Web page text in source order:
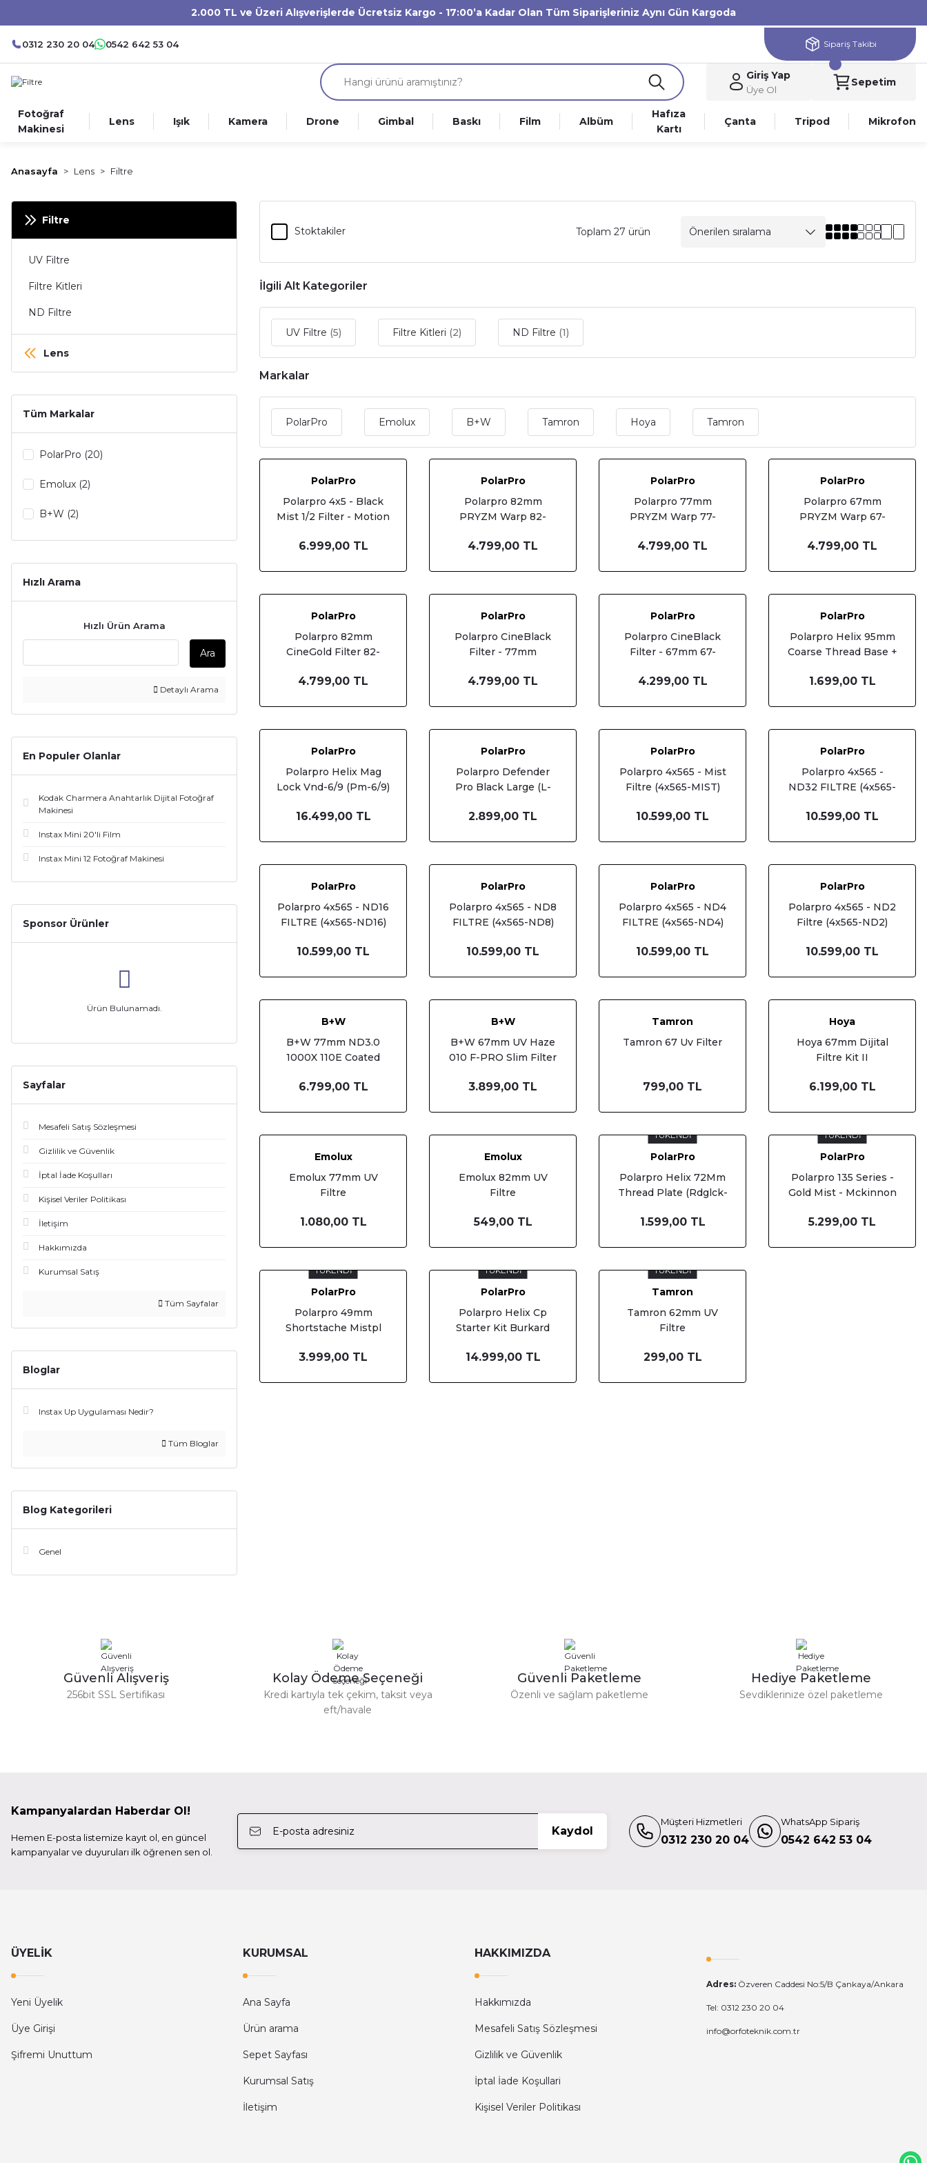
2.000 TL ve Üzeri Alışverişlerde Ücretsiz Kargo - 17:00’a Kadar Olan Tüm Siparişleriniz Aynı Gün Kargoda
0312 230 20 04 0542 642 53 04 Sipariş Takibi
Giriş Yap
Üye Ol
Sepetim
Fotoğraf
Makinesi
Lens Işık Kamera Drone Gimbal Baskı Film Albüm
Hafıza
Kartı
Çanta Tripod Mikrofon
Anasayfa Lens Filtre
Filtre
UV Filtre
Filtre Kitleri
ND Filtre
Lens
Tüm Markalar
PolarPro (20)
Emolux (2)
B+W (2)
Tamron (1)
Tamron (1)
Hızlı Arama
Hızlı Ürün Arama
Ara
Detaylı Arama
En Populer Olanlar
Kodak Charmera Anahtarlık Dijital Fotoğraf
Makinesi
Instax Mini 20'li Film
Instax Mini 12 Fotoğraf Makinesi
Sponsor Ürünler
Ürün Bulunamadı.
Sayfalar
Mesafeli Satış Sözleşmesi
Gizlilik ve Güvenlik
İptal İade Koşulları
Kişisel Veriler Politikası
İletişim
Hakkımızda
Kurumsal Satış
Tüm Sayfalar
Bloglar
Instax Up Uygulaması Nedir?
Tüm Bloglar
Blog Kategorileri
Genel
Stoktakiler Toplam 27 ürün
İlgili Alt Kategoriler
UV Filtre (5) Filtre Kitleri (2) ND Filtre (1)
Markalar
PolarPro Emolux B+W Tamron Hoya Tamron
PolarPro
Polarpro 4x5 - Black
Mist 1/2 Filter - Motion
BLKMST-1/2)
6.999,00 TL
PolarPro
Polarpro 82mm
PRYZM Warp 82-
4.799,00 TL
PolarPro
Polarpro 77mm
PRYZM Warp 77-
4.799,00 TL
PolarPro
Polarpro 67mm
PRYZM Warp 67-
4.799,00 TL
PolarPro
Polarpro 82mm
CineGold Filter 82-
4.799,00 TL
PolarPro
Polarpro CineBlack
Filter - 77mm
4.799,00 TL
PolarPro
Polarpro CineBlack
Filter - 67mm 67-
4.299,00 TL
PolarPro
Polarpro Helix 95mm
Coarse Thread Base +
PLT
1.699,00 TL
PolarPro
Polarpro Helix Mag
Lock Vnd-6/9 (Pm-6/9)
16.499,00 TL
PolarPro
Polarpro Defender
Pro Black Large (L-
2.899,00 TL
PolarPro
Polarpro 4x565 - Mist
Filtre (4x565-MIST)
10.599,00 TL
PolarPro
Polarpro 4x565 -
ND32 FILTRE (4x565-
10.599,00 TL
PolarPro
Polarpro 4x565 - ND16
FILTRE (4x565-ND16)
10.599,00 TL
PolarPro
Polarpro 4x565 - ND8
FILTRE (4x565-ND8)
10.599,00 TL
PolarPro
Polarpro 4x565 - ND4
FILTRE (4x565-ND4)
10.599,00 TL
PolarPro
Polarpro 4x565 - ND2
Filtre (4x565-ND2)
10.599,00 TL
B+W
B+W 77mm ND3.0
1000X 110E Coated
6.799,00 TL
B+W
B+W 67mm UV Haze
010 F-PRO Slim Filter
3.899,00 TL
Tamron
Tamron 67 Uv Filter
799,00 TL
Hoya
Hoya 67mm Dijital
Filtre Kit II
6.199,00 TL
Emolux
Emolux 77mm UV
Filtre
1.080,00 TL
Emolux
Emolux 82mm UV
Filtre
549,00 TL
TÜKENDİ
PolarPro
Polarpro Helix 72Mm
Thread Plate (Rdglck-
1.599,00 TL
TÜKENDİ
PolarPro
Polarpro 135 Series -
Gold Mist - Mckinnon
72Mm)
5.299,00 TL
TÜKENDİ
PolarPro
Polarpro 49mm
Shortstache Mistpl
3.999,00 TL
TÜKENDİ
PolarPro
Polarpro Helix Cp
Starter Kit Burkard
14.999,00 TL
TÜKENDİ
Tamron
Tamron 62mm UV
Filtre
299,00 TL
Güvenli Alışveriş
256bit SSL Sertifikası
Kolay Ödeme Seçeneği
Kredi kartıyla tek çekim, taksit veya
eft/havale
Güvenli Paketleme
Özenli ve sağlam paketleme
Hediye Paketleme
Sevdiklerinize özel paketleme
Kampanyalardan Haberdar Ol!
Hemen E-posta listemize kayıt ol, en güncel
kampanyalar ve duyuruları ilk öğrenen sen ol.
Kaydol
Müşteri Hizmetleri
0312 230 20 04
WhatsApp Sipariş
0542 642 53 04
ÜYELİK
Yeni Üyelik
Üye Girişi
Şifremi Unuttum
KURUMSAL
Ana Sayfa
Ürün arama
Sepet Sayfası
Kurumsal Satış
İletişim
HAKKIMIZDA
Hakkımızda
Mesafeli Satış Sözleşmesi
Gizlilik ve Güvenlik
İptal İade Koşullari
Kişisel Veriler Politikası
Adres: Özveren Caddesi No:5/B Çankaya/Ankara
Tel: 0312 230 20 04
info@orfoteknik.com.tr